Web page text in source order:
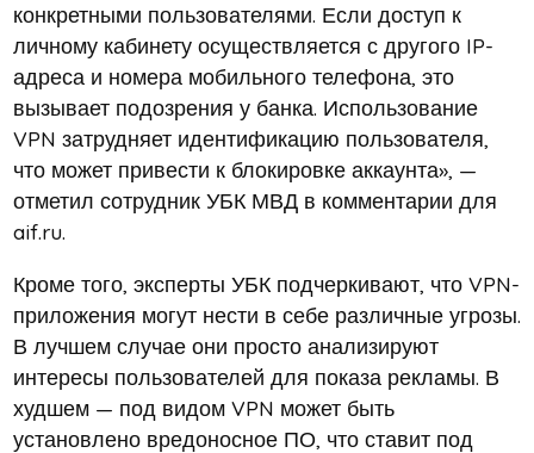
конкретными пользователями. Если доступ к
личному кабинету осуществляется с другого IP-
адреса и номера мобильного телефона, это
вызывает подозрения у банка. Использование
VPN затрудняет идентификацию пользователя,
что может привести к блокировке аккаунта», —
отметил сотрудник УБК МВД в комментарии для
aif.ru.
Кроме того, эксперты УБК подчеркивают, что VPN-
приложения могут нести в себе различные угрозы.
В лучшем случае они просто анализируют
интересы пользователей для показа рекламы. В
худшем — под видом VPN может быть
установлено вредоносное ПО, что ставит под